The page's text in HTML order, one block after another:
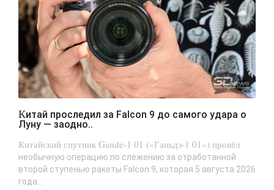
Китай проследил за Falcon 9 до самого удара о
Луну — заодно..
Китайский спутник Gande-1 01 («Ганьдэ-1 01») провёл
необычную операцию по слежению за отработанной
второй ступенью ракеты Falcon 9, которая 5 августа 2026
года...